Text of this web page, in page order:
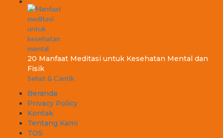
20 Manfaat Meditasi untuk Kesehatan Mental dan
Fisik
Sehat & Cantik
Beranda
Privacy Policy
Kontak
Tentang Kami
TOS